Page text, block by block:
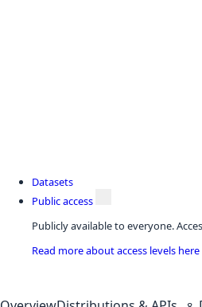
Datasets
Public access
Publicly available to everyone.
Read more about access levels here